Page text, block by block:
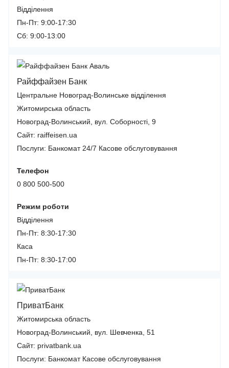
Відділення
Пн-Пт: 9:00-17:30
Сб: 9:00-13:00
Райффайзен Банк
Центральне Новоград-Волинське відділення
Житомирська область
Новоград-Волинський, вул. Соборності, 9
Сайт: raiffeisen.ua
Послуги: Банкомат 24/7 Касове обслуговування
Телефон
0 800 500-500
Режим роботи
Відділення
Пн-Пт: 8:30-17:30
Каса
Пн-Пт: 8:30-17:00
ПриватБанк
Житомирська область
Новоград-Волинський, вул. Шевченка, 51
Сайт: privatbank.ua
Послуги: Банкомат Касове обслуговування